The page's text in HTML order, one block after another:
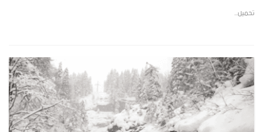
تحميل...